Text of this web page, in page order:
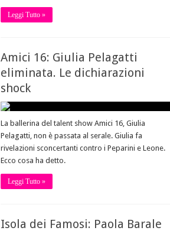
Leggi Tutto »
Amici 16: Giulia Pelagatti
eliminata. Le dichiarazioni
shock
La ballerina del talent show Amici 16, Giulia
Pelagatti, non è passata al serale. Giulia fa
rivelazioni sconcertanti contro i Peparini e Leone.
Ecco cosa ha detto.
Leggi Tutto »
Isola dei Famosi: Paola Barale